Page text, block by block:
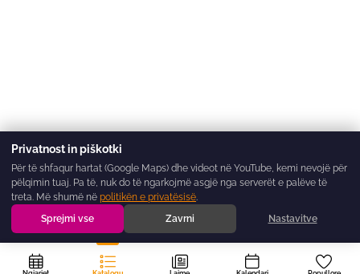
Privatnost in piškotki
Për të shfaqur hartat (Google Maps) dhe videot në YouTube, kemi nevojë për
pëlqimin tuaj. Pa të, nuk do të ngarkojmë asgjë nga serverët e palëve të
treta. Më shumë në politikën e privatësisë.
Sprejmi vse
Zavrni Nastavitve